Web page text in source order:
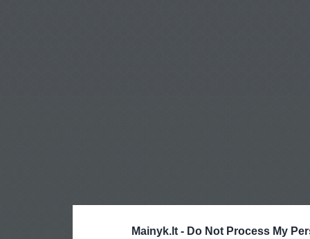
Mainyk.lt - Do Not Process My